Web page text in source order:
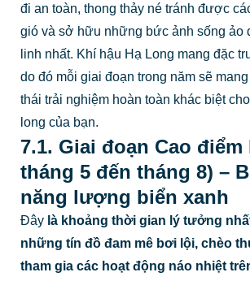
đi an toàn, thong thảy né tránh được
gió và sở hữu những bức ảnh sống ảo
linh nhất. Khí hậu Hạ Long mang đặc
do đó mỗi giai đoạn trong năm sẽ
thái trải nghiệm hoàn toàn khác biệt
long của bạn.
7.1. Giai đoạn Cao điểm
tháng 5 đến tháng 8) –
năng lượng biển xanh
Đâylà khoảng thời gian lý tưởng
những tín đồ đam mê bơi lội, chèo
tham gia các hoạt động náo nhiệt